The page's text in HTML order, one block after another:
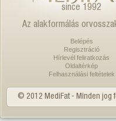
since 1992
Az alakformálás
Belépés
Regisztráció
Hírlevél feliratkozás
Oldaltérkép
Felhasználási feltételek
© 2012 MediFat - Minden jog